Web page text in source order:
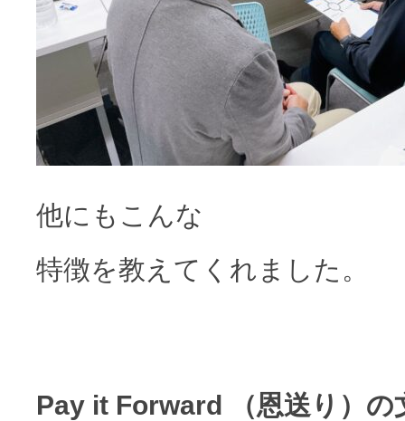
他にもこんな
特徴を教えてくれました。
Pay it Forward （恩送り）の